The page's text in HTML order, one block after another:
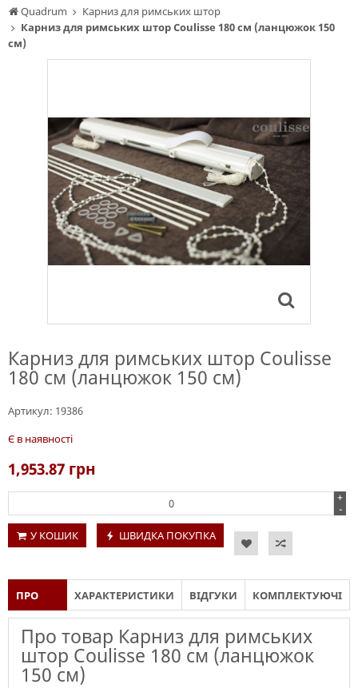
Quadrum
Карниз для римських штор
Карниз для римських штор Coulisse 180 см (ланцюжок 150
см)
Карниз для римських штор Coulisse
180 см (ланцюжок 150 см)
Артикул: 19386
Є в наявності
1,953.87 грн
+
-
У КОШИК
ШВИДКА ПОКУПКА
ПРО ХАРАКТЕРИСТИКИ ВІДГУКИ КОМПЛЕКТУЮЧІ
Про товар Карниз для римських
штор Coulisse 180 см (ланцюжок
150 см)